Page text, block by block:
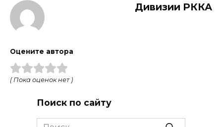
Дивизии РККА
Оцените автора
( Пока оценок нет )
Поиск по сайту
Search